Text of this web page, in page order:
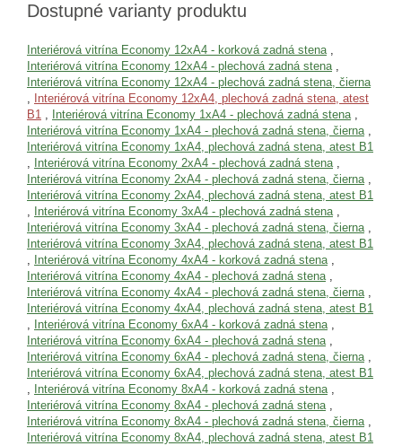
Dostupné varianty produktu
Interiérová vitrína Economy 12xA4 - korková zadná stena ,
Interiérová vitrína Economy 12xA4 - plechová zadná stena ,
Interiérová vitrína Economy 12xA4 - plechová zadná stena, čierna
,
Interiérová vitrína Economy 12xA4, plechová zadná stena, atest
B1 , Interiérová vitrína Economy 1xA4 - plechová zadná stena ,
Interiérová vitrína Economy 1xA4 - plechová zadná stena, čierna ,
Interiérová vitrína Economy 1xA4, plechová zadná stena, atest B1
,
Interiérová vitrína Economy 2xA4 - plechová zadná stena ,
Interiérová vitrína Economy 2xA4 - plechová zadná stena, čierna ,
Interiérová vitrína Economy 2xA4, plechová zadná stena, atest B1
,
Interiérová vitrína Economy 3xA4 - plechová zadná stena ,
Interiérová vitrína Economy 3xA4 - plechová zadná stena, čierna ,
Interiérová vitrína Economy 3xA4, plechová zadná stena, atest B1
,
Interiérová vitrína Economy 4xA4 - korková zadná stena ,
Interiérová vitrína Economy 4xA4 - plechová zadná stena ,
Interiérová vitrína Economy 4xA4 - plechová zadná stena, čierna ,
Interiérová vitrína Economy 4xA4, plechová zadná stena, atest B1
,
Interiérová vitrína Economy 6xA4 - korková zadná stena ,
Interiérová vitrína Economy 6xA4 - plechová zadná stena ,
Interiérová vitrína Economy 6xA4 - plechová zadná stena, čierna ,
Interiérová vitrína Economy 6xA4, plechová zadná stena, atest B1
,
Interiérová vitrína Economy 8xA4 - korková zadná stena ,
Interiérová vitrína Economy 8xA4 - plechová zadná stena ,
Interiérová vitrína Economy 8xA4 - plechová zadná stena, čierna ,
Interiérová vitrína Economy 8xA4, plechová zadná stena, atest B1